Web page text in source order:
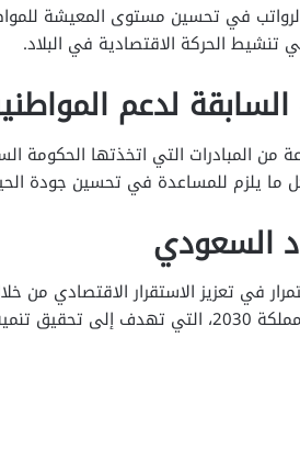
في تحسين مستوى المعيشة
تنشيط الحركة الاقتصادية في البلاد.
لدعم
المبادرات التي اتخذتها الحكومة
ما يلزم للمساعدة في تحسين جودة
السعودي
في تعزيز الاستقرار الاقتصادي من
ومستدامة.